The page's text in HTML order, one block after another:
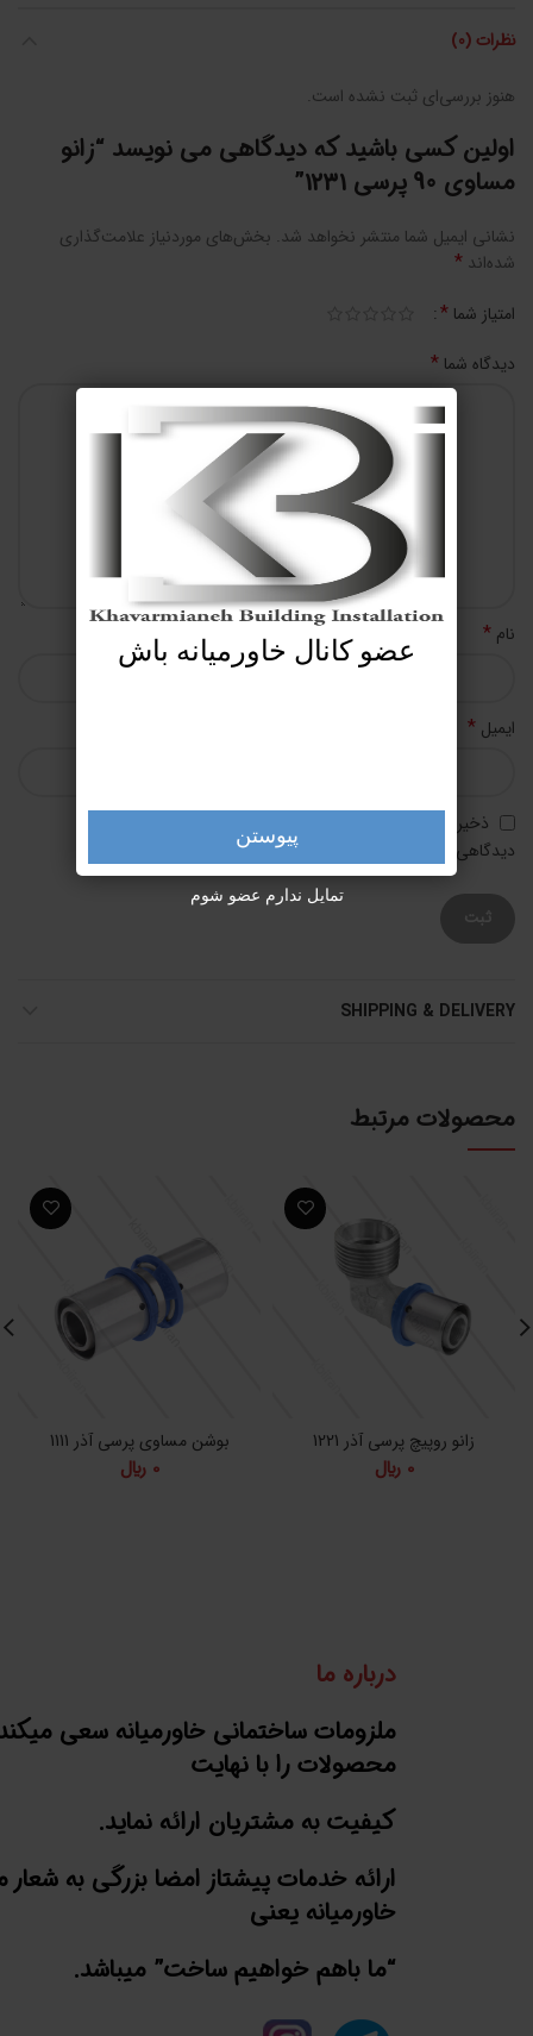
نظرات (0)
هنوز بررسی‌ای ثبت نشده است.
اولین کسی باشید که دیدگاهی می نویسد “زانو
مساوی 90 پرسی 1231”
نشانی ایمیل شما منتشر نخواهد شد. بخش‌های موردنیاز علامت‌گذاری
شده‌اند *
امتیاز شما *
دیدگاه شما *
نام *
ایمیل *
ذخیره نام، ایمیل و وبسایت من در مرورگر برای زمانی که دوباره
دیدگاهی می‌نویسم.
SHIPPING & DELIVERY
محصولات مرتبط
زانو روپیچ پرسی آذر 1221
0 ﷼
بوشن مساوی پرسی آذر 1111
0 ﷼
درباره ما
ملزومات ساختمانی خاورمیانه سعی
محصولات را با نهایت
کیفیت به مشتریان ارائه نماید.
ارائه خدمات پیشتاز امضا بزرگی به شعار
خاورمیانه یعنی
“ما باهم خواهیم ساخت” میباشد.
عضو کانال خاورمیانه باش
پیوستن
تمایل ندارم عضو شوم